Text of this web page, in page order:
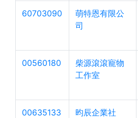
60703090
萌特恩有限公
司
00560180
柴源滾滾寵物
工作室
00635133 昀辰企業社